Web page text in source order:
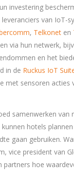
investering
van IoT-
, Telkonet en
via hun netwerk,
en het
in de Ruckus IoT
met sensoren
samenwerken
hotels
gaan gebruiken.
vice president van
partners hoe